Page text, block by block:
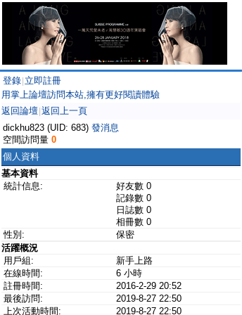
登錄 立即註冊
用掌上論壇訪問本站,擁有更好閱讀體驗
返回論壇 返回上一頁
dickhu823 (UID: 683) 發消息
空間訪問量 0
個人資料
基本資料
統計信息:
好友數 0
記錄數 0
日誌數 0
相冊數 0
性別:
保密
活躍概況
用戶組:
新手上路
在線時間:
6 小時
註冊時間:
2016-2-29 20:52
最後訪問:
2019-8-27 22:50
上次活動時間:
2019-8-27 22:50